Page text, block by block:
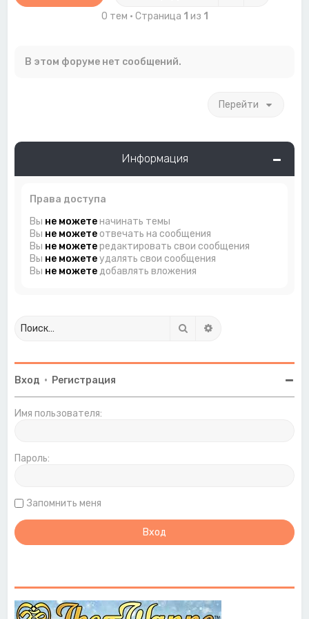
0 тем • Страница 1 из 1
В этом форуме нет сообщений.
Перейти
Информация
Права доступа
Вы не можетеначинать темы
Вы не можетеотвечать на сообщения
Вы не можетередактировать свои сообщения
Вы не можетеудалять свои сообщения
Вы не можетедобавлять вложения
Поиск
Вход • Регистрация
Имя пользователя:
Пароль:
Запомнить меня